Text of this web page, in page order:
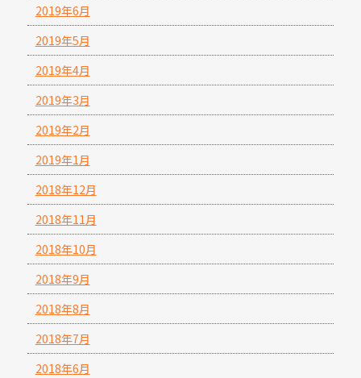
2019年6月
2019年5月
2019年4月
2019年3月
2019年2月
2019年1月
2018年12月
2018年11月
2018年10月
2018年9月
2018年8月
2018年7月
2018年6月